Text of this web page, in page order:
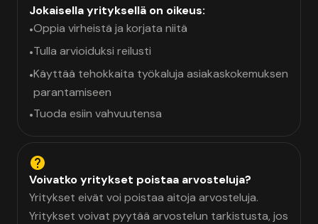
Jokaisella yrityksellä on oikeus:
•Oppia virheistä ja korjata niitä
•Tulla arvioiduksi reilusti
•Käyttää tehokkaita työkaluja asiakaskokemuksen
parantamiseen
•Tuoda esiin vahvuutensa
Voivatko yritykset poistaa arvosteluja?
Yritykset eivät voi poistaa aitoja arvosteluja.
Yritykset voivat pyytää arvostelun tarkistusta, jos